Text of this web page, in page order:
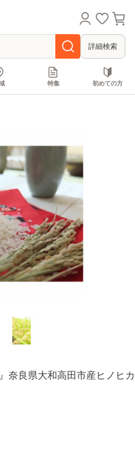
詳細検索
特集 初めての方
奈良県大和高田市産ヒノヒカ